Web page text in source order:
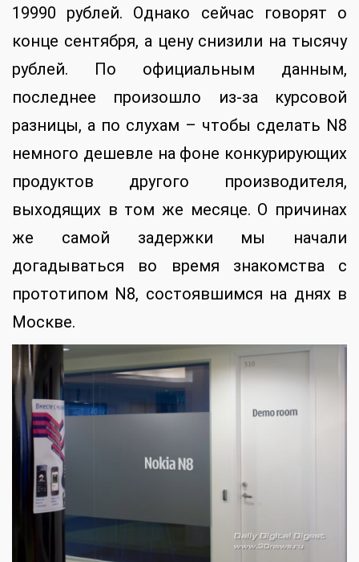
19990 рублей. Однако сейчас говорят о
конце сентября, а цену снизили на тысячу
рублей. По официальным данным,
последнее произошло из-за курсовой
разницы, а по слухам – чтобы сделать N8
немного дешевле на фоне конкурирующих
продуктов другого производителя,
выходящих в том же месяце. О причинах
же самой задержки мы начали
догадываться во время знакомства с
прототипом N8, состоявшимся на днях в
Москве.